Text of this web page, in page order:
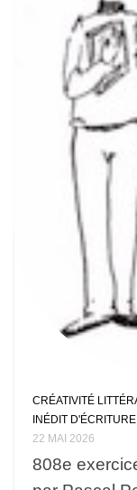
CRÉATIVITÉ
INÉDIT
22 MAI 2026
808e